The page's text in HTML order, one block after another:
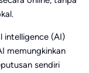
intelligence (AI)
memungkinkan
sendiri